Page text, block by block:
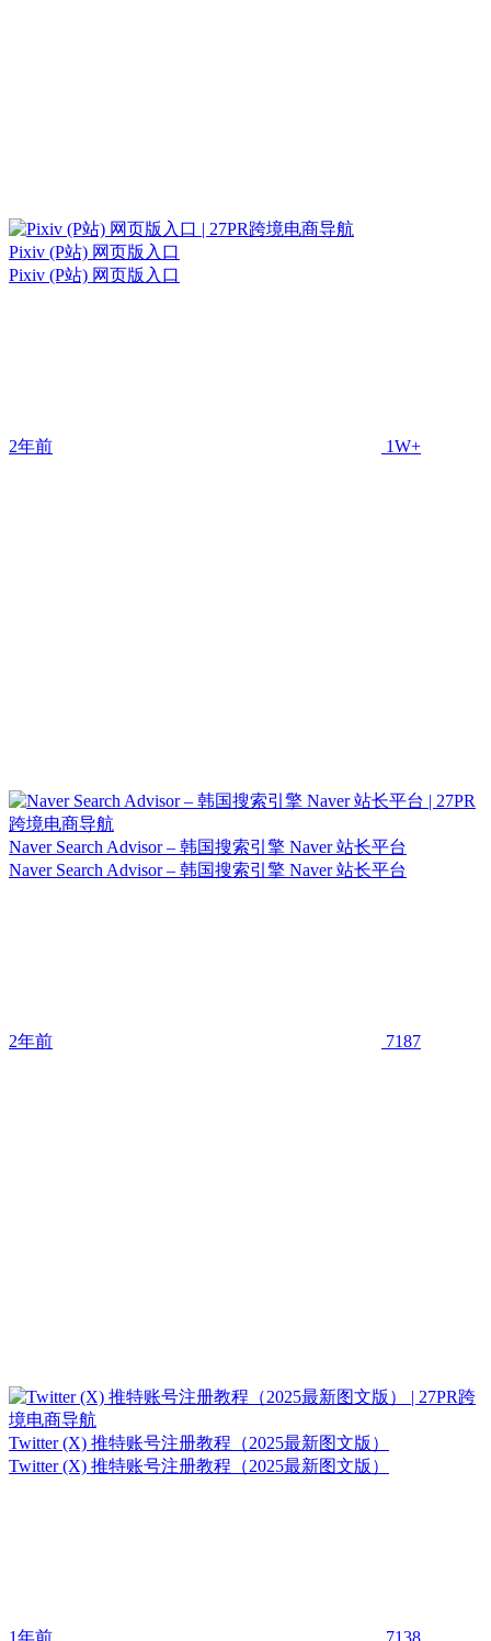
Pixiv (P站) 网页版入口
Pixiv (P站) 网页版入口
2年前 1W+
Naver Search Advisor – 韩国搜索引擎 Naver 站长平台
Naver Search Advisor – 韩国搜索引擎 Naver 站长平台
2年前 7187
Twitter (X) 推特账号注册教程（2025最新图文版）
Twitter (X) 推特账号注册教程（2025最新图文版）
1年前 7138